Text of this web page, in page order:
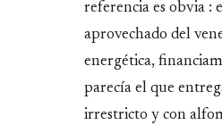
referencia es obvia :
aprovechado del
energética,
parecía el que
irrestricto y con